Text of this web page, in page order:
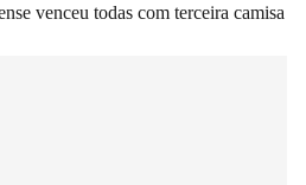
venceu todas com terceira camisa